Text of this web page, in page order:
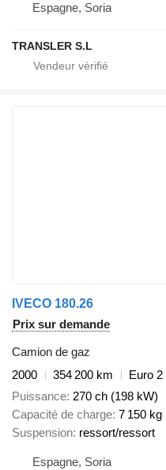
Espagne, Soria
TRANSLER S.L
IVECO 180.26
Prix sur demande
Camion de gaz
2000
354 200 km
Euro 2
Puissance 270 ch (198 kW)
Capacité de charge 7 150 kg
Suspension ressort/ressort
Espagne, Soria